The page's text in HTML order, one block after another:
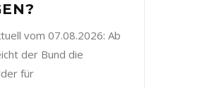
vom 07.08.2026: Ab
der Bund die
für